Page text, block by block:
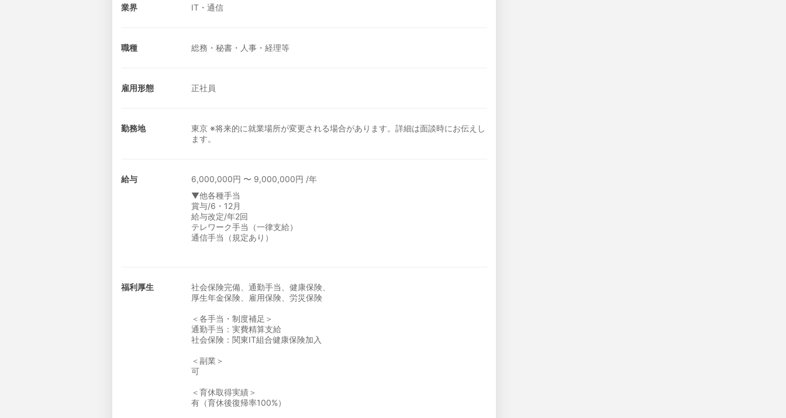
業界 IT・通信
職種 総務・秘書・人事・経理等
雇用形態 正社員
勤務地
東京 ※将来的に就業場所が変更される場合があります。詳細は面談時にお伝えし
ます。
給与
6,000,000円 〜 9,000,000円 /年
▼他各種手当
賞与/6・12月
給与改定/年2回
テレワーク手当（一律支給）
通信手当（規定あり）
福利厚生
社会保険完備、通勤手当、健康保険、
厚生年金保険、雇用保険、労災保険
＜各手当・制度補足＞
通勤手当：実費精算支給
社会保険：関東IT組合健康保険加入
＜副業＞
可
＜育休取得実績＞
有（育休後復帰率100%）